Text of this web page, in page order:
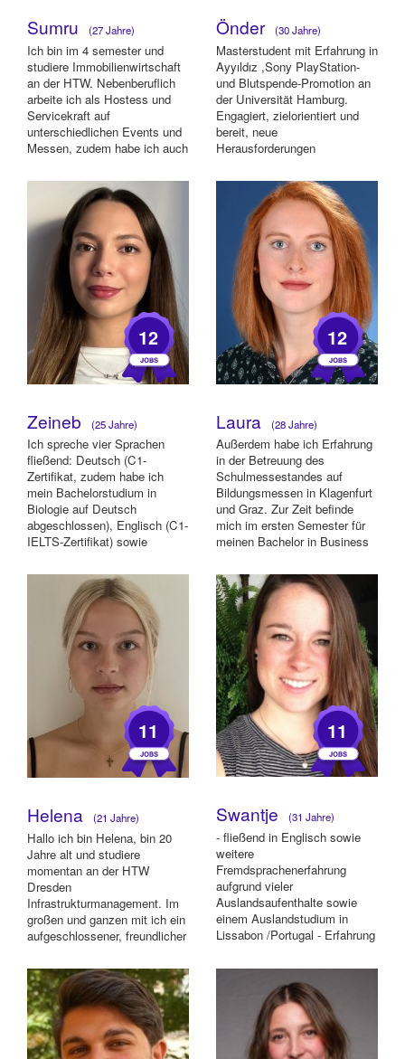
Sumru (27 Jahre)
Ich bin im 4 semester und
studiere Immobilienwirtschaft
an der HTW. Nebenberuflich
arbeite ich als Hostess und
Servicekraft auf
unterschiedlichen Events und
Messen, zudem habe ich auch
Önder (30 Jahre)
Masterstudent mit Erfahrung in
Ayyıldız ,Sony PlayStation-
und Blutspende-Promotion an
der Universität Hamburg.
Engagiert, zielorientiert und
bereit, neue
Herausforderungen
12
Zeineb (25 Jahre)
Ich spreche vier Sprachen
fließend: Deutsch (C1-
Zertifikat, zudem habe ich
mein Bachelorstudium in
Biologie auf Deutsch
abgeschlossen), Englisch (C1-
IELTS-Zertifikat) sowie
12
Laura (28 Jahre)
Außerdem habe ich Erfahrung
in der Betreuung des
Schulmessestandes auf
Bildungsmessen in Klagenfurt
und Graz. Zur Zeit befinde
mich im ersten Semester für
meinen Bachelor in Business
11
Helena (21 Jahre)
Hallo ich bin Helena, bin 20
Jahre alt und studiere
momentan an der HTW
Dresden
Infrastrukturmanagement. Im
großen und ganzen mit ich ein
aufgeschlossener, freundlicher
...
11
Swantje (31 Jahre)
- fließend in Englisch sowie
weitere
Fremdsprachenerfahrung
aufgrund vieler
Auslandsaufenthalte sowie
einem Auslandstudium in
Lissabon /Portugal - Erfahrung
Kinder-/Jugendcamps